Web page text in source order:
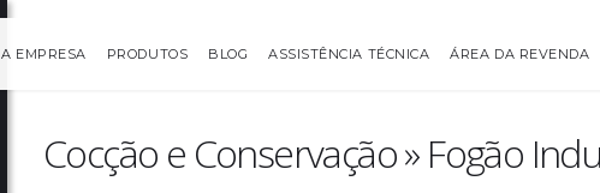
A EMPRESA PRODUTOS BLOG ASSISTÊNCIA TÉCNICA ÁREA DA REVENDA
Cocção e Conservação » Fogão